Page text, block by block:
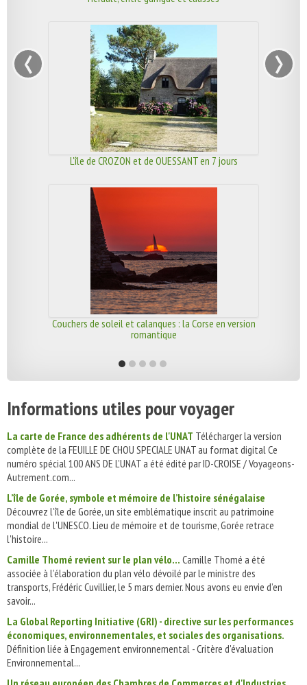
L'île de CROZON et de OUESSANT en 7 jours
Couchers de soleil et calanques : la Corse en version
romantique
‹ ›
Informations utiles pour voyager
La carte de France des adhérents de l'UNAT Télécharger la version
complète de la FEUILLE DE CHOU SPECIALE UNAT au format digital Ce
numéro spécial 100 ANS DE L’UNAT a été édité par ID-CROISE / Voyageons-
Autrement.com...
L’île de Gorée, symbole et mémoire de l’histoire sénégalaise
Découvrez l'île de Gorée, un site emblématique inscrit au patrimoine
mondial de l'UNESCO. Lieu de mémoire et de tourisme, Gorée retrace
l'histoire...
Camille Thomé revient sur le plan vélo... Camille Thomé a été
associée à l’élaboration du plan vélo dévoilé par le ministre des
transports, Frédéric Cuvillier, le 5 mars dernier. Nous avons eu envie d’en
savoir...
La Global Reporting Initiative (GRI) - directive sur les performances
économiques, environnementales, et sociales des organisations.
Définition liée à Engagement environnemental - Critère d'évaluation
Environnemental...